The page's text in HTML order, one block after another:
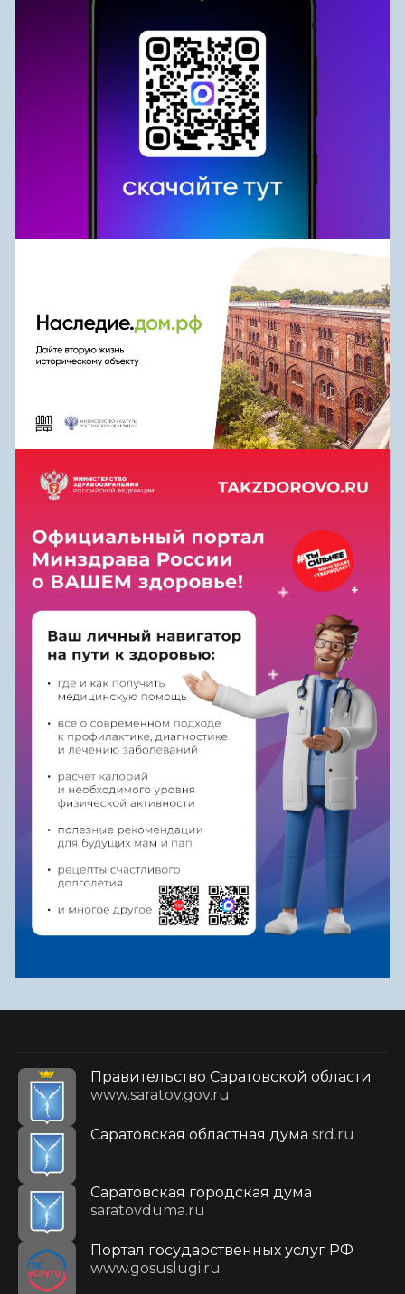
Правительство Саратовской области
www.saratov.gov.ru
Саратовская областная дума srd.ru
Саратовская городская дума
saratovduma.ru
Портал государственных услуг РФ
www.gosuslugi.ru